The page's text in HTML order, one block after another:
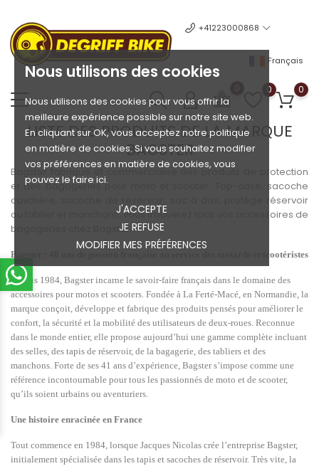
Nous utilisons des cookies
Nous utilisons des cookies pour vous offrir la
meilleure expérience possible sur notre site web.
En cliquant sur OK, vous acceptez notre politique
en matière de cookies. Si vous souhaitez modifier
vos préférences en matière de cookies, vous
pouvez le faire ici.
J'ACCEPTE
JE REFUSE
MODIFIER MES PRÉFÉRENCES
+41223000868
Français
0 0
LISTE DES PRODUITS DE LA MARQUE
BAGSTER
Bagster fabrique et commercialise des produits de protection
et des bagageries pour moto et scooter. Top-case, sacoche
cavalière, sacoche de réservoir, sac à dos, protège réservoir
ou tablier et manchons, vous trouverez tous vos accessoires de
bagageries chez Bagster.
Bagster : 40 ans de passion française au service des motards et scootéristes
Depuis 1984, Bagster incarne le savoir-faire français dans le domaine des
accessoires pour motos et scooters. Fondée à La Ferté-Macé, en Normandie, la
marque conçoit, développe et fabrique des produits pensés pour améliorer le
confort, la sécurité et la mobilité des utilisateurs de deux-roues. Reconnue
dans le monde entier, elle propose aujourd’hui une gamme complète incluant
des selles, des tapis de réservoir, de la bagagerie, des tabliers et des
manchons. Forte de ses 41 ans d’expérience, Bagster s’impose comme une
référence incontournable pour tous les passionnés de moto et de scooter,
qu’ils soient urbains ou aventuriers.
Une histoire enracinée en France
Tout commence en 1984, lorsque Jacques Nicolas crée l’entreprise Bagster,
initialement spécialisée dans les tapis et sacoches de réservoir. Très vite, la